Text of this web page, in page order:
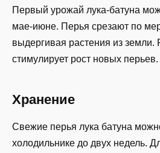
Первый урожай лука-батуна
мае-июне. Перья срезают по
выдергивая растения из земли.
стимулирует рост новых перьев.
Хранение
Свежие перья лука батуна
холодильнике до двух недель.